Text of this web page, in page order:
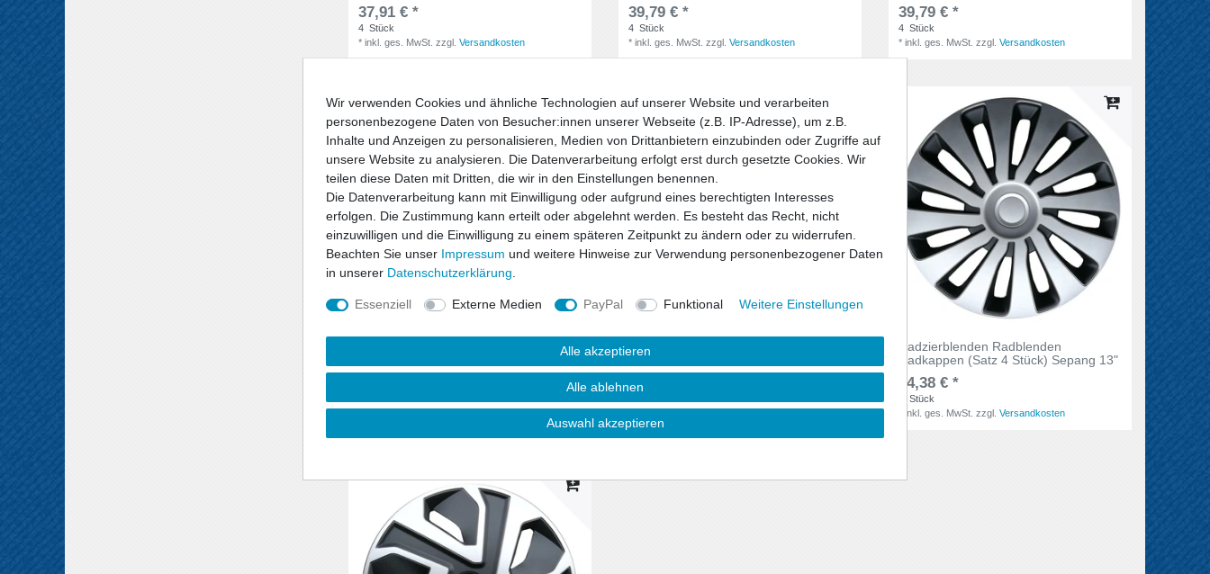
37,91 € *
4 Stück
*inkl. ges. MwSt. zzgl.Versandkosten
39,79 € *
4 Stück
*inkl. ges. MwSt. zzgl.Versandkosten
39,79 € *
4 Stück
*inkl. ges. MwSt. zzgl.Versandkosten
Radkappen (Satz 4 Stück) Orden R
Schwarz 13"
4 Stück
Radzierblenden Radblenden
Radkappen (Satz 4 Stück) Scuba 13"
44,38 € *
Radzierblenden Radblenden
Radkappen (Satz 4 Stück) Sepang 13"
44,38 € *
Stück
inkl. ges. MwSt. zzgl.Versandkosten
Wir verwenden Cookies und ähnliche Technologien auf unserer Website und verarbeiten
personenbezogene Daten von Besucher:innen unserer Webseite (z.B. IP-Adresse), um z.B.
Inhalte und Anzeigen zu personalisieren, Medien von Drittanbietern einzubinden oder Zugriffe auf
unsere Website zu analysieren. Die Datenverarbeitung erfolgt erst durch gesetzte Cookies. Wir
teilen diese Daten mit Dritten, die wir in den Einstellungen benennen.
Die Datenverarbeitung kann mit Einwilligung oder aufgrund eines berechtigten Interesses
erfolgen. Die Zustimmung kann erteilt oder abgelehnt werden. Es besteht das Recht, nicht
einzuwilligen und die Einwilligung zu einem späteren Zeitpunkt zu ändern oder zu widerrufen.
Beachten Sie unser Impressum und weitere Hinweise zur Verwendung personenbezogener Daten
in unserer Daten­schutz­erklärung
Essenziell Externe Medien PayPal Funktional Weitere Einstellungen
Alle akzeptieren
Alle ablehnen
Auswahl akzeptieren